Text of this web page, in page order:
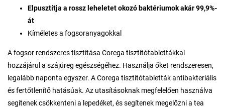
Elpusztítja a rossz leheletet okozó baktériumok akár 99,9%-
át
Kíméletes a fogsoranyagokkal
A fogsor rendszeres tisztítása Corega tisztítótablettákkal
hozzájárul a szájüreg egészségéhez. Használja őket rendszeresen,
legalább naponta egyszer. A Corega tisztítótabletták antibakteriális
és fertőtlenítő hatásúak. Az utasításoknak megfelelően használva
segítenek csökkenteni a lepedéket, és segítenek megelőzni a tea